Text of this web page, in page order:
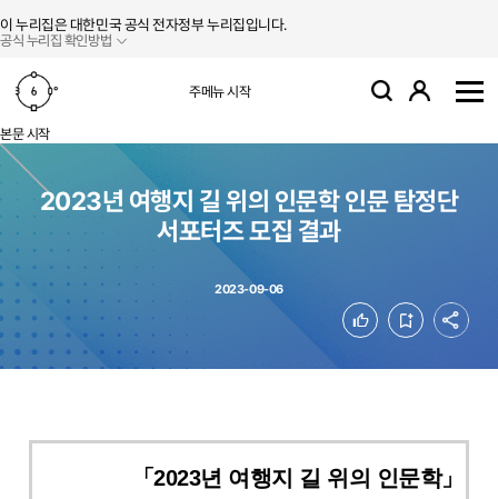
이 누리집은 대한민국 공식 전자정부 누리집입니다.
공식 누리집 확인방법
주메뉴 시작 검색 로그인
본문 시작
2023년 여행지 길 위의 인문학 인문 탐정단
서포터즈 모집 결과
2023-09-06
좋아요 북마크
「2023년 여행지 길 위의 인문학」